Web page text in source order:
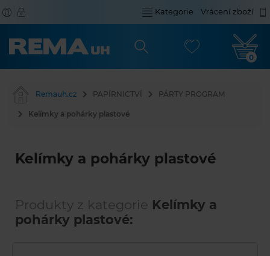
Kategorie Vrácení zboží
0
Remauh.cz PAPÍRNICTVÍ PÁRTY PROGRAM
Kelímky a pohárky plastové
Kelímky a pohárky plastové
Produkty z kategorie Kelímky a
pohárky plastové: